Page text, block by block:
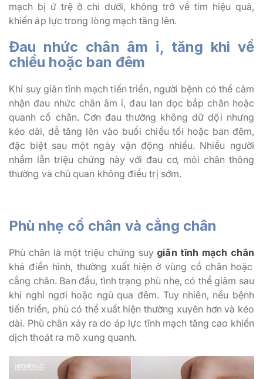
mạch bị ứ trệ ở chi dưới, không trở về tim hiệu quả,
khiến áp lực trong lòng mạch tăng lên.
Đau nhức chân âm ỉ, tăng khi về
chiều hoặc ban đêm
Khi suy giãn tĩnh mạch tiến triển, người bệnh có thể cảm
nhận đau nhức chân âm ỉ, đau lan dọc bắp chân hoặc
quanh cổ chân. Cơn đau thường không dữ dội nhưng
kéo dài, dễ tăng lên vào buổi chiều tối hoặc ban đêm,
đặc biệt sau một ngày vận động nhiều. Nhiều người
nhầm lẫn triệu chứng này với đau cơ, mỏi chân thông
thường và chủ quan không điều trị sớm.
Phù nhẹ cổ chân và cẳng chân
Phù chân là một triệu chứng suy giãn tĩnh mạch chân
khá điển hình, thường xuất hiện ở vùng cổ chân hoặc
cẳng chân. Ban đầu, tình trạng phù nhẹ, có thể giảm sau
khi nghỉ ngơi hoặc ngủ qua đêm. Tuy nhiên, nếu bệnh
tiến triển, phù có thể xuất hiện thường xuyên hơn và kéo
dài. Phù chân xảy ra do áp lực tĩnh mạch tăng cao khiến
dịch thoát ra mô xung quanh.